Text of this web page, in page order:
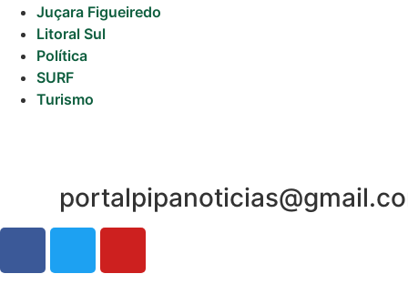
Juçara Figueiredo
Litoral Sul
Política
SURF
Turismo